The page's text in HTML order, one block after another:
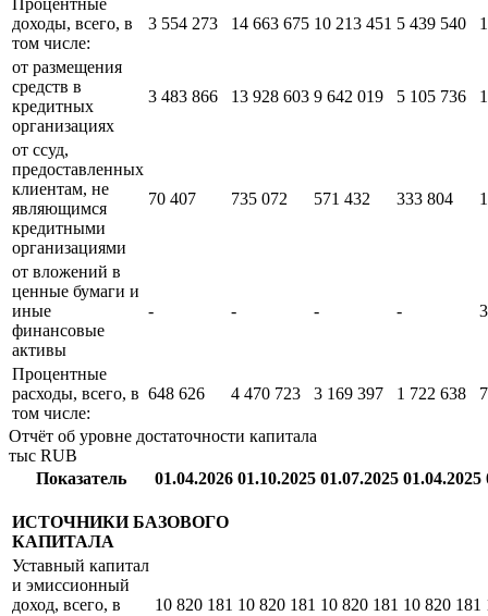
Показатель
ПРИБЫЛИ И УБЫТКИ
Процентные
доходы, всего, в
том числе:
3 554 273 14 663 675 10 213 451 5 439 540
от размещения
средств в
кредитных
организациях
от ссуд,
предоставленных
клиентам, не
являющимся
кредитными
организациями
от вложений в
ценные бумаги и
иные
финансовые
активы
- - - -
Процентные
расходы, всего, в
том числе:
тыс RUB
Показатель
ИСТОЧНИКИ БАЗОВОГО